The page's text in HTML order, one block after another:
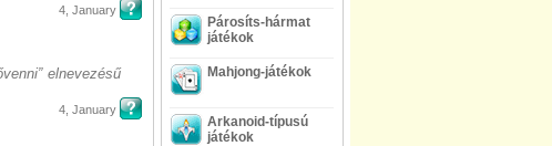
4, January
elnevezésű
4, January
Párosíts-hármat
játékok
Mahjong-játékok
Arkanoid-típusú
játékok